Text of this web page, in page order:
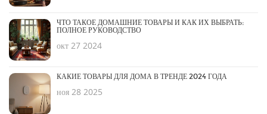
ЧТО ТАКОЕ ДОМАШНИЕ ТОВАРЫ И КАК ИХ ВЫБРАТЬ:
ПОЛНОЕ РУКОВОДСТВО
окт 27 2024
КАКИЕ ТОВАРЫ ДЛЯ ДОМА В ТРЕНДЕ 2024 ГОДА
ноя 28 2025